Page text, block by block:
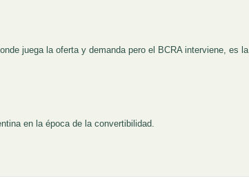
juega la oferta y demanda pero el BCRA interviene, es la
en la época de la convertibilidad.